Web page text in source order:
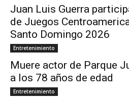
Juan Luis Guerra
de Juegos
Santo Domingo 2026
Entretenimiento
Muere actor de Parque
a los 78 años de edad
Entretenimiento